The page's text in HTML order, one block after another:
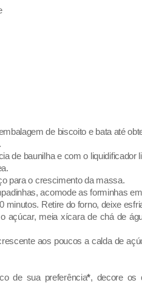
de biscoito e bata até
de baunilha e com o liquidificador
para o crescimento da massa.
acomode as forminhas
minutos. Retire do forno, deixe
açúcar, meia xícara de chá de
aos poucos a calda de
de sua preferência*, decore os